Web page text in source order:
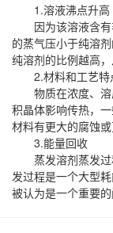
1.溶液沸点升高
因为该溶液含有
的蒸气压小于纯溶
纯溶剂的比例越高
2.材料和工艺特
物质在浓度、溶
积晶体影响传热，
材料有更大的腐蚀或
3.能量回收
蒸发溶剂蒸发过
发过程是一个大型
被认为是一个重要的